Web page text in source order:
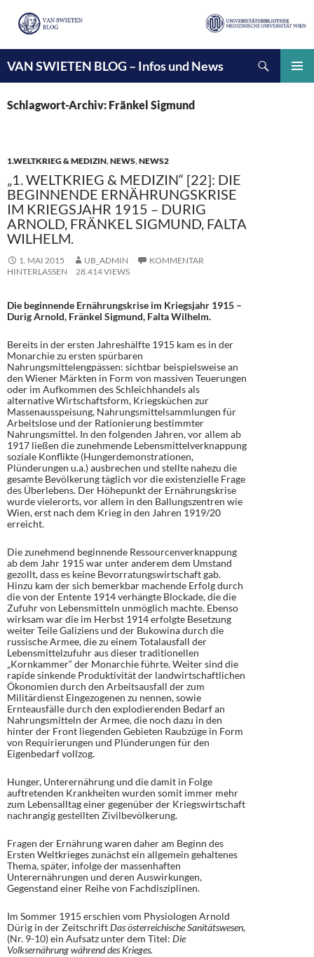
VAN SWIETEN BLOG – Infos und News
INHALT
SPRINGEN
Schlagwort-Archiv: Fränkel Sigmund
1.WELTKRIEG & MEDIZIN,NEWS,NEWS2
„1. WELTKRIEG & MEDIZIN“ [22]: DIE
BEGINNENDE ERNÄHRUNGSKRISE
IM KRIEGSJAHR 1915 – DURIG
ARNOLD, FRÄNKEL SIGMUND, FALTA
WILHELM.
1. MAI 2015 UB_ADMIN
KOMMENTAR
HINTERLASSEN
28.414 VIEWS
Die beginnende Ernährungskrise im Kriegsjahr 1915 –
Durig Arnold, Fränkel Sigmund, Falta Wilhelm.
Bereits in der ersten Jahreshälfte 1915 kam es in der
Monarchie zu ersten spürbaren
Nahrungsmittelengpässen: sichtbar beispielsweise an
den Wiener Märkten in Form von massiven Teuerungen
oder im Aufkommen des Schleichhandels als
alternative Wirtschaftsform, Kriegsküchen zur
Massenausspeisung, Nahrungsmittelsammlungen für
Arbeitslose und der Rationierung bestimmter
Nahrungsmittel. In den folgenden Jahren, vor allem ab
1917 ließen die zunehmende Lebensmittelverknappung
soziale Konflikte (Hungerdemonstrationen,
Plünderungen u.a.) ausbrechen und stellte nahezu die
gesamte Bevölkerung täglich vor die existenzielle Frage
des Überlebens. Der Höhepunkt der Ernährungskrise
wurde vielerorts, vor allem in den Ballungszentren wie
Wien, erst nach dem Krieg in den Jahren 1919/20
erreicht.
Die zunehmend beginnende Ressourcenverknappung
ab dem Jahr 1915 war unter anderem dem Umstand
gezollt, dass es keine Bevorratungswirtschaft gab.
Hinzu kam der sich bemerkbar machende Erfolg durch
die von der Entente 1914 verhängte Blockade, die die
Zufuhr von Lebensmitteln unmöglich machte. Ebenso
wirksam war die im Herbst 1914 erfolgte Besetzung
weiter Teile Galiziens und der Bukowina durch die
russische Armee, die zu einem Totalausfall der
Lebensmittelzufuhr aus dieser traditionellen
„Kornkammer“ der Monarchie führte. Weiter sind die
rapide sinkende Produktivität der landwirtschaftlichen
Ökonomien durch den Arbeitsausfall der zum
Militärdienst Eingezogenen zu nennen, sowie
Ernteausfälle durch den explodierenden Bedarf an
Nahrungsmitteln der Armee, die noch dazu in den
hinter der Front liegenden Gebieten Raubzüge in Form
von Requirierungen und Plünderungen für den
Eigenbedarf vollzog.
Hunger, Unterernährung und die damit in Folge
auftretenden Krankheiten wurden somit immer mehr
zum Lebensalltag einer gegenüber der Kriegswirtschaft
nachrangig gestellten Zivilbevölkerung.
Fragen der Ernährung waren daher am Beginn des
Ersten Weltkrieges zunächst ein allgemein gehaltenes
Thema, später, infolge der massenhaften
Unterernährungen und deren Auswirkungen,
Gegenstand einer Reihe von Fachdisziplinen.
Im Sommer 1915 erschien vom Physiologen Arnold
Dürig in der ZeitschriftDas österreichische Sanitätswesen,
(Nr. 9-10) ein Aufsatz unter dem Titel: Die
Volksernährung während des Krieges.